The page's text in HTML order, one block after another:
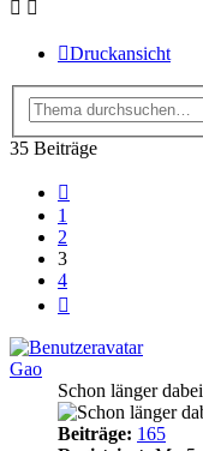
Druckansicht
35 Beiträge
1
2
3
4
Gao
Schon länger dabei
Beiträge: 165